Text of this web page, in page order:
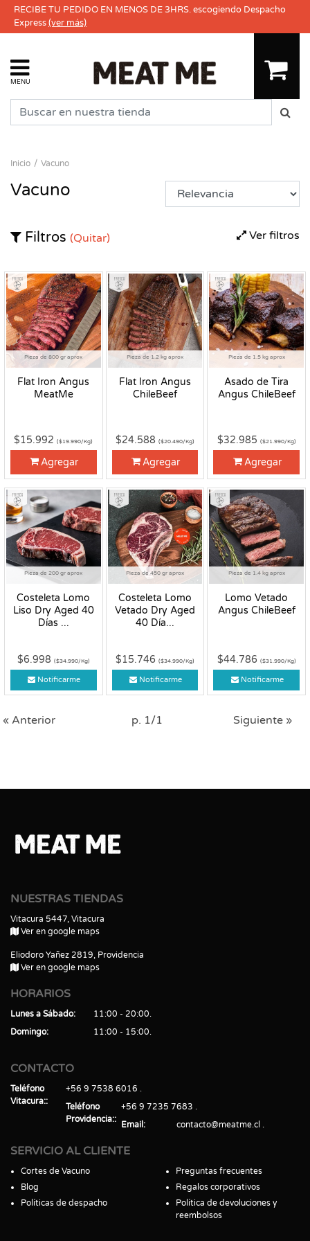
RECIBE TU PEDIDO EN MENOS DE 3HRS. escogiendo Despacho
Express(ver más)
MENU
Inicio Vacuno
Vacuno
Ver filtros
Filtros (Quitar)
Pieza de 800 gr aprox
Flat Iron Angus
MeatMe
Fresco
$15.992($19.990/Kg)
Agregar
Pieza de 1.2 kg aprox
Flat Iron Angus
ChileBeef
Fresco
$24.588 ($20.490/Kg)
Agregar
Pieza de 1.5 kg aprox
Asado de Tira
Angus ChileBeef
Fresco
$32.985 ($21.990/Kg)
Agregar
Pieza de 200 gr aprox
Costeleta Lomo
Liso Dry Aged 40
Días ...
Fresco
$6.998 ($34.990/Kg)
Notificarme
Pieza de 450 gr aprox
Costeleta Lomo
Vetado Dry Aged
40 Día...
Fresco
$15.746 ($34.990/Kg)
Notificarme
Pieza de 1.4 kg aprox
Lomo Vetado
Angus ChileBeef
Fresco
$44.786 ($31.990/Kg)
Notificarme
« Anterior p. 1/1 Siguiente »
NUESTRAS TIENDAS
Vitacura 5447, Vitacura
Ver en google maps
Eliodoro Yañez 2819, Providencia
Ver en google maps
HORARIOS
Lunes a Sábado
11:00 - 20:00
Domingo
11:00 - 15:00
CONTACTO
Teléfono
Vitacura:
+56 9 7538 6016
Teléfono
Providencia:
+56 9 7235 7683
Email
contacto@meatme.cl
SERVICIO AL CLIENTE
Cortes de Vacuno
Blog
Políticas de despacho
Preguntas frecuentes
Regalos corporativos
Política de devoluciones y
reembolsos